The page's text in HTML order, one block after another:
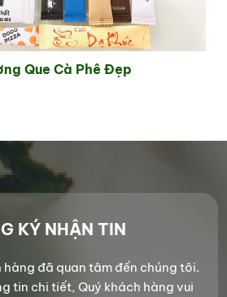
Que Cà Phê Đẹp
KÝ NHẬN TIN
hàng đã quan tâm đến chúng tôi.
tin chi tiết, Quý khách hàng vui